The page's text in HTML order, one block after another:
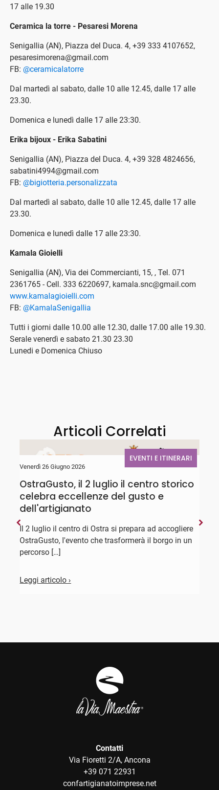
17 alle 19.30
Ceramica la torre - Pesaresi Morena
Senigallia (AN), Piazza del Duca. 4, +39 333 4107652,
pesaresimorena@gmail.com
FB: @ceramicalatorre
Dal martedì al sabato, dalle 10 alle 12.45, dalle 17 alle
23.30.
Domenica e lunedì dalle 17 alle 23:30.
Erika bijoux - Erika Sabatini
Senigallia (AN), Piazza del Duca. 4, +39 328 4824656,
sabatini4994@gmail.com
FB: @bigiotteria.personalizzata
Dal martedì al sabato, dalle 10 alle 12.45, dalle 17 alle
23.30.
Domenica e lunedì dalle 17 alle 23:30.
Kamala Gioielli
Senigallia (AN), Via dei Commercianti, 15, , Tel. 071
2361765 - Cell. 333 6220697, kamala.snc@gmail.com
www.kamalagioielli.com
FB: @KamalaSenigallia
Tutti i giorni dalle 10.00 alle 12.30, dalle 17.00 alle 19.30.
Serale venerdì e sabato 21.30 23.30
Lunedi e Domenica Chiuso
Articoli Correlati
EVENTI E ITINERARI
Venerdì 26 Giugno 2026
OstraGusto, il 2 luglio il centro storico
celebra eccellenze del gusto e
dell'artigianato
Il 2 luglio il centro di Ostra si prepara ad accogliere
OstraGusto, l'evento che trasformerà il borgo in un
percorso […]
Leggi articolo ›
Contatti
Via Fioretti 2/A, Ancona
+39 071 22931
confartigianatoimprese.net